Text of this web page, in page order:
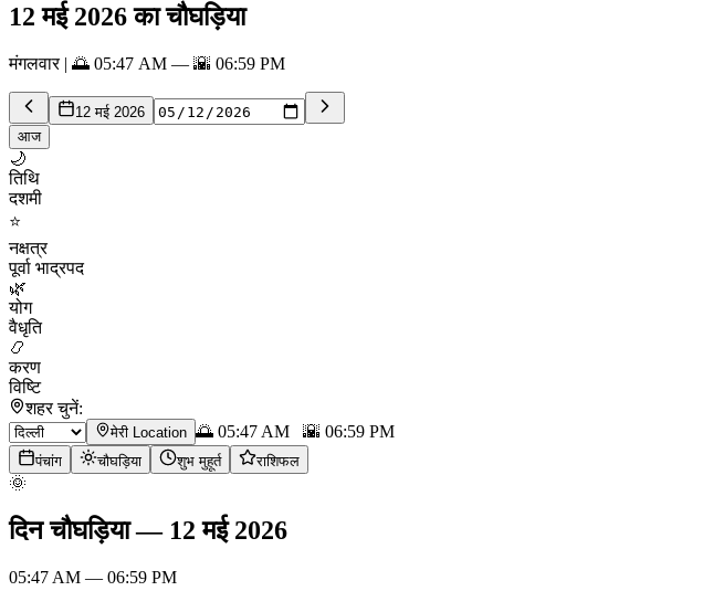
12 मई 2026 का चौघड़िया
मंगलवार | 🌅 05:47 AM — 🌇 06:59 PM
12 मई 2026
आज
🌙
तिथि
दशमी
⭐
नक्षत्र
पूर्वा भाद्रपद
🌿
योग
वैधृति
📿
करण
विष्टि
शहर चुनें:
मेरी Location 🌅 05:47 AM 🌇 06:59 PM
पंचांग चौघड़िया शुभ मुहूर्त राशिफल
🌞
दिन चौघड़िया— 12 मई 2026
05:47 AM — 06:59 PM